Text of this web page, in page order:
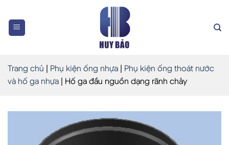
content
Trang chủ Phụ kiện ống nhựa
Phụ kiện ống thoát nước
và hố ga nhựa
Hố ga đầu nguồn dạng rãnh chảy